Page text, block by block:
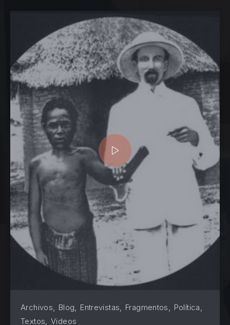
Archivos Blog Entrevistas Fragmentos Política
Textos ,Videos